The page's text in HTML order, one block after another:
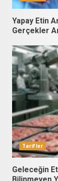
Yapay Etin
Gerçekler
Tarifler
Geleceğin
Bilinmeyen